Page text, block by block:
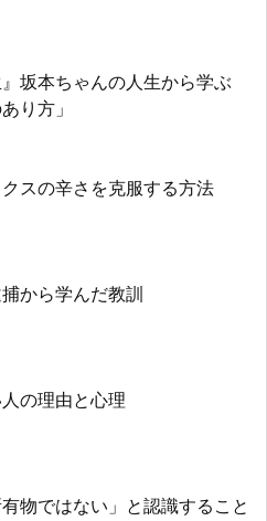
』坂本ちゃんの人生から学ぶ
り方」
スの辛さを克服する方法
から学んだ教訓
の理由と心理
有物ではない」と認識すること